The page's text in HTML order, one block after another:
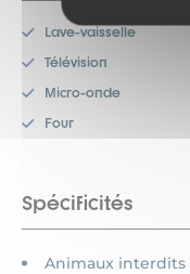
Lave-vaisselle
Télévision
Micro-onde
Four
Spécificités
Animaux interdits